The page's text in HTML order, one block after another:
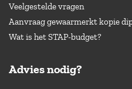
Veelgestelde vragen
Aanvraag gewaarmerkt kopie
Wat is het STAP-budget?
Advies nodig?